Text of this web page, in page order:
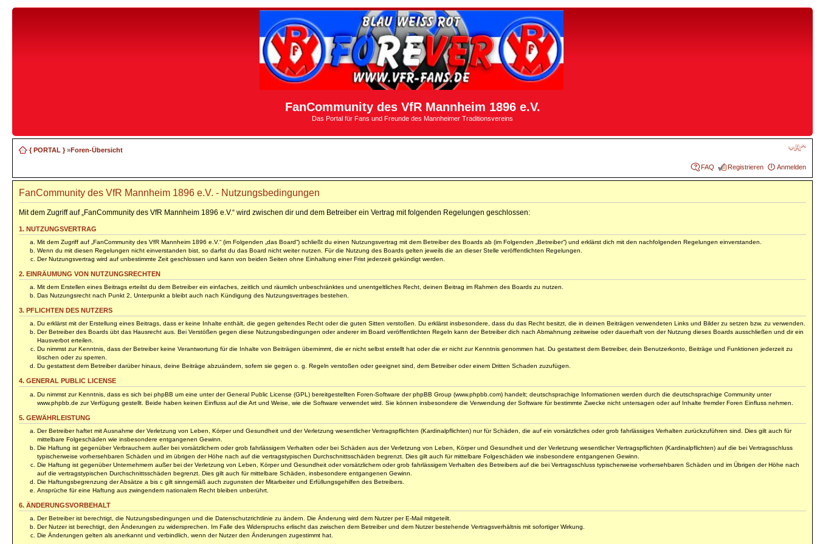
FanCommunity des VfR Mannheim 1896 e.V.
Das Portal für Fans und Freunde des Mannheimer Traditionsvereins
{ PORTAL }»Foren-Übersicht
FAQ Registrieren Anmelden
FanCommunity des VfR Mannheim 1896 e.V. - Nutzungsbedingungen
Mit dem Zugriff auf „FanCommunity des VfR Mannheim 1896 e.V.“ wird zwischen dir und dem Betreiber ein Vertrag mit folgenden Regelungen geschlossen:
1. NUTZUNGSVERTRAG
Mit dem Zugriff auf „FanCommunity des VfR Mannheim 1896 e.V.“ (im Folgenden „das Board“) schließt du einen Nutzungsvertrag mit dem Betreiber des Boards ab (im Folgenden „Betreiber“) und erklärst dich mit den nachfolgenden Regelungen einverstanden.
Wenn du mit diesen Regelungen nicht einverstanden bist, so darfst du das Board nicht weiter nutzen. Für die Nutzung des Boards gelten jeweils die an dieser Stelle veröffentlichten Regelungen.
Der Nutzungsvertrag wird auf unbestimmte Zeit geschlossen und kann von beiden Seiten ohne Einhaltung einer Frist jederzeit gekündigt werden.
2. EINRÄUMUNG VON NUTZUNGSRECHTEN
Mit dem Erstellen eines Beitrags erteilst du dem Betreiber ein einfaches, zeitlich und räumlich unbeschränktes und unentgeltliches Recht, deinen Beitrag im Rahmen des Boards zu nutzen.
Das Nutzungsrecht nach Punkt 2, Unterpunkt a bleibt auch nach Kündigung des Nutzungsvertrages bestehen.
3. PFLICHTEN DES NUTZERS
Du erklärst mit der Erstellung eines Beitrags, dass er keine Inhalte enthält, die gegen geltendes Recht oder die guten Sitten verstoßen. Du erklärst insbesondere, dass du das Recht besitzt, die in deinen Beiträgen verwendeten Links und Bilder zu setzen bzw. zu verwenden.
Der Betreiber des Boards übt das Hausrecht aus. Bei Verstößen gegen diese Nutzungsbedingungen oder anderer im Board veröffentlichten Regeln kann der Betreiber dich nach Abmahnung zeitweise oder dauerhaft von der Nutzung dieses Boards ausschließen und dir ein
Hausverbot erteilen.
Du nimmst zur Kenntnis, dass der Betreiber keine Verantwortung für die Inhalte von Beiträgen übernimmt, die er nicht selbst erstellt hat oder die er nicht zur Kenntnis genommen hat. Du gestattest dem Betreiber, dein Benutzerkonto, Beiträge und Funktionen jederzeit zu
löschen oder zu sperren.
Du gestattest dem Betreiber darüber hinaus, deine Beiträge abzuändern, sofern sie gegen o. g. Regeln verstoßen oder geeignet sind, dem Betreiber oder einem Dritten Schaden zuzufügen.
4. GENERAL PUBLIC LICENSE
Du nimmst zur Kenntnis, dass es sich bei phpBB um eine unter der General Public License (GPL) bereitgestellten Foren-Software der phpBB Group (www.phpbb.com) handelt; deutschsprachige Informationen werden durch die deutschsprachige Community unter
www.phpbb.de zur Verfügung gestellt. Beide haben keinen Einfluss auf die Art und Weise, wie die Software verwendet wird. Sie können insbesondere die Verwendung der Software für bestimmte Zwecke nicht untersagen oder auf Inhalte fremder Foren Einfluss nehmen.
5. GEWÄHRLEISTUNG
Der Betreiber haftet mit Ausnahme der Verletzung von Leben, Körper und Gesundheit und der Verletzung wesentlicher Vertragspflichten (Kardinalpflichten) nur für Schäden, die auf ein vorsätzliches oder grob fahrlässiges Verhalten zurückzuführen sind. Dies gilt auch für
mittelbare Folgeschäden wie insbesondere entgangenen Gewinn.
Die Haftung ist gegenüber Verbrauchern außer bei vorsätzlichem oder grob fahrlässigem Verhalten oder bei Schäden aus der Verletzung von Leben, Körper und Gesundheit und der Verletzung wesentlicher Vertragspflichten (Kardinalpflichten) auf die bei Vertragsschluss
typischerweise vorhersehbaren Schäden und im übrigen der Höhe nach auf die vertragstypischen Durchschnittsschäden begrenzt. Dies gilt auch für mittelbare Folgeschäden wie insbesondere entgangenen Gewinn.
Die Haftung ist gegenüber Unternehmern außer bei der Verletzung von Leben, Körper und Gesundheit oder vorsätzlichem oder grob fahrlässigem Verhalten des Betreibers auf die bei Vertragsschluss typischerweise vorhersehbaren Schäden und im Übrigen der Höhe nach
auf die vertragstypischen Durchschnittsschäden begrenzt. Dies gilt auch für mittelbare Schäden, insbesondere entgangenen Gewinn.
Die Haftungsbegrenzung der Absätze a bis c gilt sinngemäß auch zugunsten der Mitarbeiter und Erfüllungsgehilfen des Betreibers.
Ansprüche für eine Haftung aus zwingendem nationalem Recht bleiben unberührt.
6. ÄNDERUNGSVORBEHALT
Der Betreiber ist berechtigt, die Nutzungsbedingungen und die Datenschutzrichtlinie zu ändern. Die Änderung wird dem Nutzer per E-Mail mitgeteilt.
Der Nutzer ist berechtigt, den Änderungen zu widersprechen. Im Falle des Widerspruchs erlischt das zwischen dem Betreiber und dem Nutzer bestehende Vertragsverhältnis mit sofortiger Wirkung.
Die Änderungen gelten als anerkannt und verbindlich, wenn der Nutzer den Änderungen zugestimmt hat.